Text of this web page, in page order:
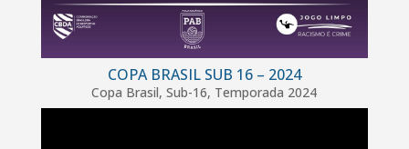
COPA BRASIL SUB 16 – 2024
Copa Brasil,Sub-16, Temporada 2024